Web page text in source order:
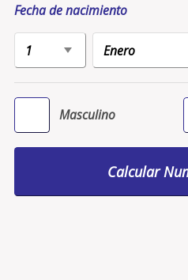
Fecha de nacimiento
Masculino